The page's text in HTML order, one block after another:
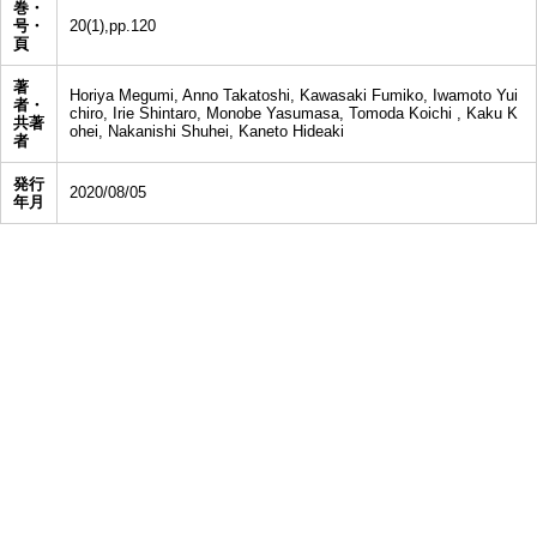
巻・
号・
頁
20(1),pp.120
著
者・
共著
者
Horiya Megumi, Anno Takatoshi, Kawasaki Fumiko, Iwamoto Yui
chiro, Irie Shintaro, Monobe Yasumasa, Tomoda Koichi , Kaku K
ohei, Nakanishi Shuhei, Kaneto Hideaki
発行
年月
2020/08/05